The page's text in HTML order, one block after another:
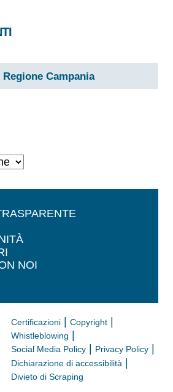
Campania
NOI
Certificazioni | Copyright |
Whistleblowing
Social Media Policy Privacy Policy
Dichiarazione di accessibilità |
Divieto di Scraping